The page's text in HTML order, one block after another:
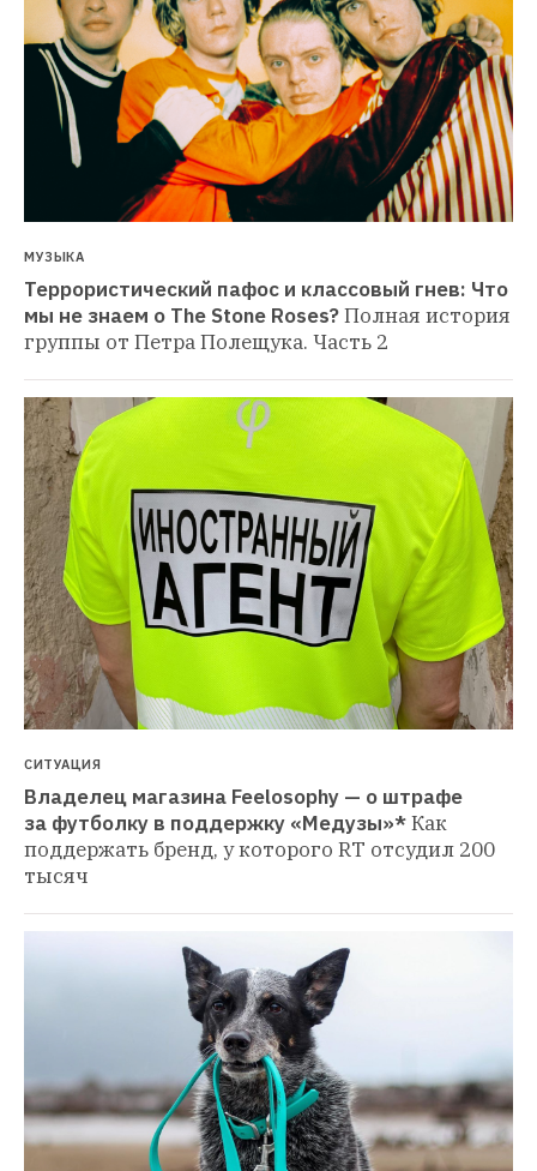
МУЗЫКА
Террористический пафос и классовый гнев: Что
мы не знаем о The Stone Roses?Полная история
группы от Петра Полещука. Часть 2
СИТУАЦИЯ
Владелец магазина Feelosophy — о штрафе
за футболку в поддержку «Медузы»*Как
поддержать бренд, у которого RT отсудил 200
тысяч